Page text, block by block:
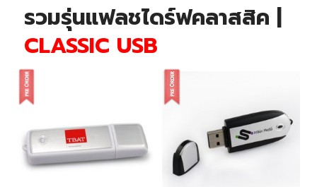
รวมรุ่นแฟลชไดร์ฟคลาสสิค |
CLASSIC USB